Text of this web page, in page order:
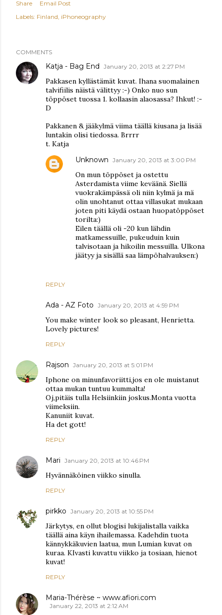
Share
Email Post
Labels: Finland iPhoneography
COMMENTS
Katja - Bag End January 20, 2013 at 2:27 PM
Pakkasen kyllästämät kuvat. Ihana suomalainen
talvifiilis näistä välittyy :-) Onko nuo sun
töppöset tuossa 1. kollaasin alaosassa? Ihkut! :-
D
Pakkanen & jääkylmä viima täällä kiusana ja lisää
luntakin olisi tiedossa. Brrrr
t. Katja
REPLY
Unknown January 20, 2013 at 3:00 PM
On mun töppöset ja ostettu
Asterdamista viime keväänä. Siellä
vuokrakämpässä oli niin kylmä ja mä
olin unohtanut ottaa villasukat mukaan
joten piti käydä ostaan huopatöppöset
torilta:)
Eilen täällä oli -20 kun lähdin
matkamessuille, pukeuduin kuin
talvisotaan ja hikoilin messuilla. Ulkona
jäätyy ja sisällä saa lämpöhalvauksen:)
Ada - AZ Foto January 20, 2013 at 4:59 PM
You make winter look so pleasant, Henrietta.
Lovely pictures!
REPLY
Rajson January 20, 2013 at 5:01 PM
Iphone on minunfavoriitti,jos en ole muistanut
ottaa mukan tuntuu kummalta!
Oj,pitäis tulla Helsiinkiin joskus.Monta vuotta
viimeksiin.
Kanuniit kuvat.
Ha det gott!
REPLY
Mari January 20, 2013 at 10:46 PM
Hyvännäköinen viikko sinulla.
REPLY
pirkko January 20, 2013 at 10:55 PM
Järkytys, en ollut blogisi lukijalistalla vaikka
täällä aina käyn ihailemassa. Kadehdin tuota
kännykkäkuvien laatua, mun Lumian kuvat on
kuraa. KIvasti kuvattu viikko ja tosiaan, hienot
kuvat!
REPLY
Maria-Thérèse ~ www.afiori.com
January 22, 2013 at 2:12 AM